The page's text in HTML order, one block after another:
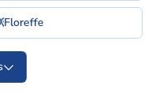
Floreffe